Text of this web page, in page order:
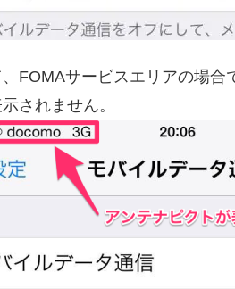
FOMAサービスエリアの場合
示されません。